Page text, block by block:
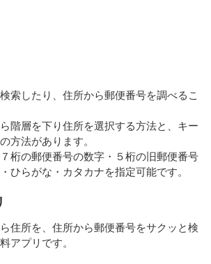
索したり、住所から郵便番号を調べるこ
階層を下り住所を選択する方法と、キー
方法があります。
桁の郵便番号の数字・５桁の旧郵便番号
ひらがな・カタカナを指定可能です。
住所を、住所から郵便番号をサクッと検
アプリです。